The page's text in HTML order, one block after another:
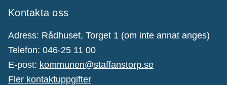
Kontakta oss
Adress: Rådhuset, Torget 1 (om inte annat anges)
Telefon: 046-25 11 00
E-post: kommunen@staffanstorp.se
Fler kontaktuppgifter